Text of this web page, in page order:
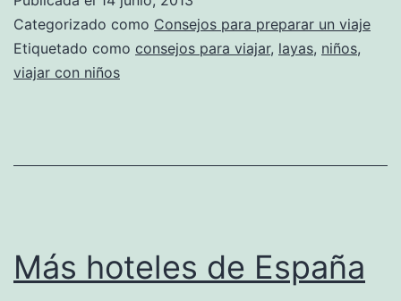
Categorizado como Consejos para preparar un viaje
Etiquetado como consejos para viajar, layas, niños,
viajar con niños
Más hoteles de España